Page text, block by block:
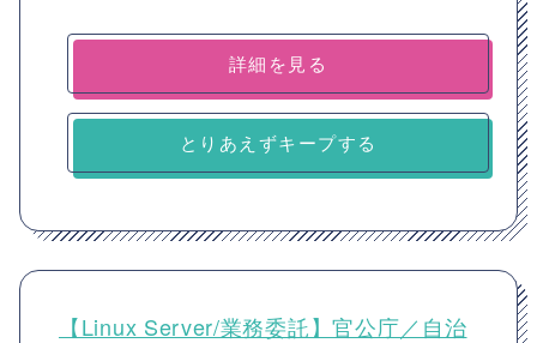
詳細を見る
とりあえずキープする
【Linux Server/業務委託】官公庁／自治